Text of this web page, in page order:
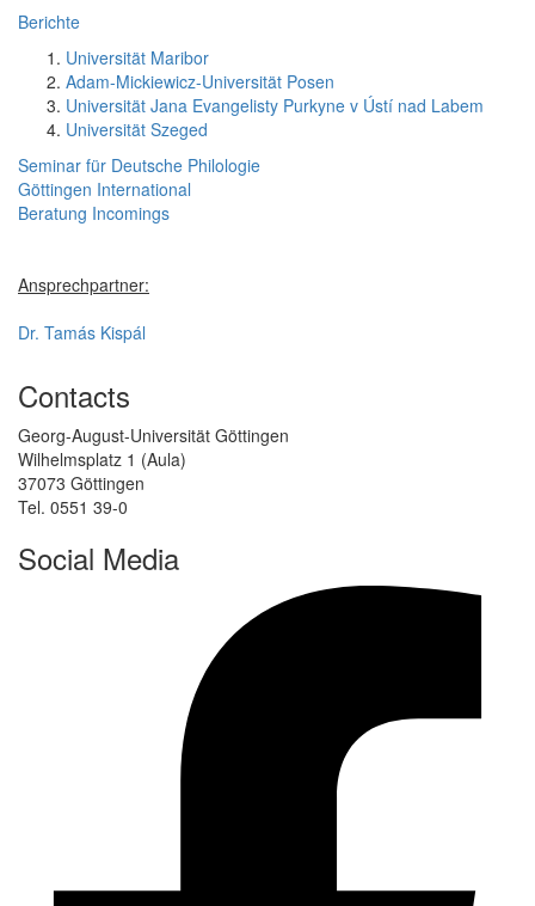
Berichte
Universität Maribor
Adam-Mickiewicz-Universität Posen
Universität Jana Evangelisty Purkyne v Ústí nad Labem
Universität Szeged
Seminar für Deutsche Philologie
Göttingen International
Beratung Incomings
Ansprechpartner:
Dr. Tamás Kispál
Contacts
Georg-August-Universität Göttingen
Wilhelmsplatz 1 (Aula)
37073 Göttingen
Tel. 0551 39-0
Social Media